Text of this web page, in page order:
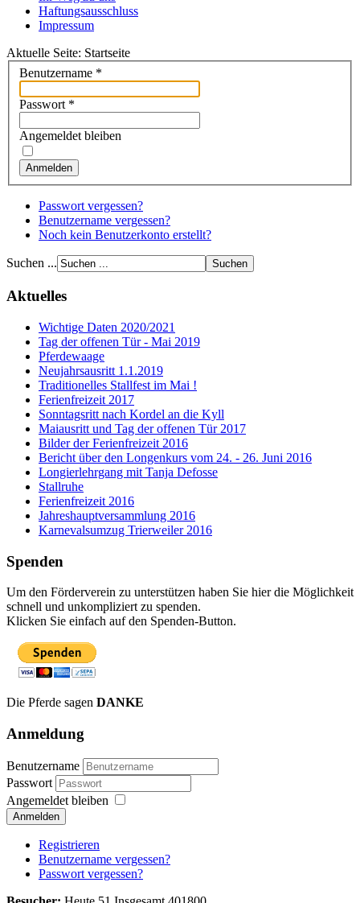
Haftungsausschluss
Impressum
Aktuelle Seite: Startseite
Benutzername *
Passwort*
Angemeldet bleiben
Anmelden
Passwort vergessen?
Benutzername vergessen?
Noch kein Benutzerkonto erstellt?
Suchen ...
Aktuelles
Wichtige Daten 2020/2021
Tag der offenen Tür - Mai 2019
Pferdewaage
Neujahrsausritt 1.1.2019
Traditionelles Stallfest im Mai !
Ferienfreizeit 2017
Sonntagsritt nach Kordel an die Kyll
Maiausritt und Tag der offenen Tür 2017
Bilder der Ferienfreizeit 2016
Bericht über den Longenkurs vom 24. - 26. Juni 2016
Longierlehrgang mit Tanja Defosse
Stallruhe
Ferienfreizeit 2016
Jahreshauptversammlung 2016
Karnevalsumzug Trierweiler 2016
Spenden
Um den Förderverein zu unterstützen haben Sie hier die Möglichkeit
schnell und unkompliziert zu spenden.
Klicken Sie einfach auf den Spenden-Button.
Die Pferde sagen DANKE
Anmeldung
Benutzername
Passwort
Angemeldet bleiben
Anmelden
Registrieren
Benutzername vergessen?
Passwort vergessen?